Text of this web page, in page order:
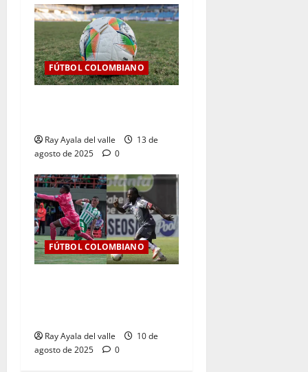
FÚTBOL COLOMBIANO
Ray Ayala del valle
13 de
agosto de 2025
0
FÚTBOL COLOMBIANO
Ray Ayala del valle
10 de
agosto de 2025
0